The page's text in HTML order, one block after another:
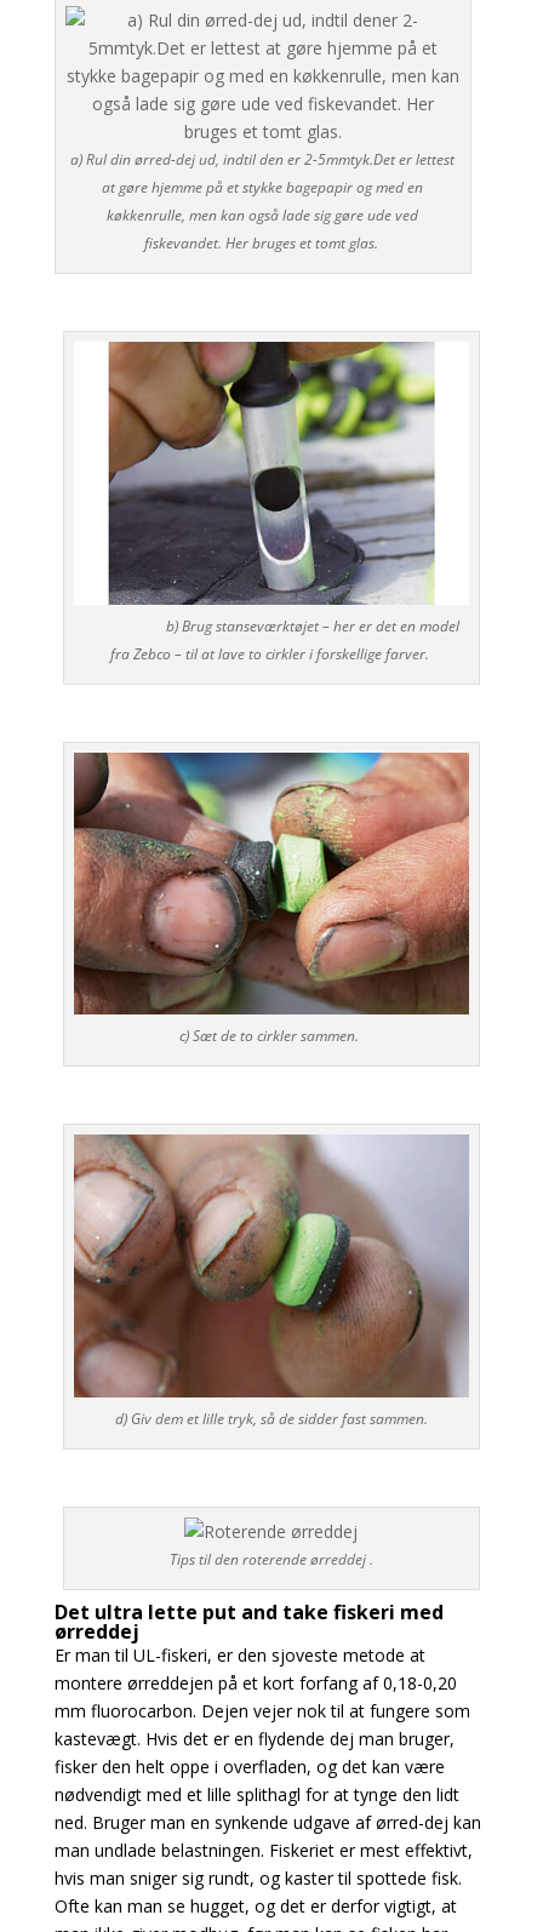
a) Rul din ørred-dej ud, indtil den er 2-5mmtyk.Det er lettest
at gøre hjemme på et stykke bagepapir og med en
køkkenrulle, men kan også lade sig gøre ude ved
fiskevandet. Her bruges et tomt glas.
b) Brug stanseværktøjet – her er det en model
fra Zebco – til at lave to cirkler i forskellige farver.
c) Sæt de to cirkler sammen.
d) Giv dem et lille tryk, så de sidder fast sammen.
Tips til den roterende ørreddej .
Det ultra lette put and take fiskeri med
ørreddej
Er man til UL-fiskeri, er den sjoveste metode at
montere ørreddejen på et kort forfang af 0,18-0,20
mm fluorocarbon. Dejen vejer nok til at fungere som
kastevægt. Hvis det er en flydende dej man bruger,
fisker den helt oppe i overfladen, og det kan være
nødvendigt med et lille splithagl for at tynge den lidt
ned. Bruger man en synkende udgave af ørred-dej kan
man undlade belastningen. Fiskeriet er mest effektivt,
hvis man sniger sig rundt, og kaster til spottede fisk.
Ofte kan man se hugget, og det er derfor vigtigt, at